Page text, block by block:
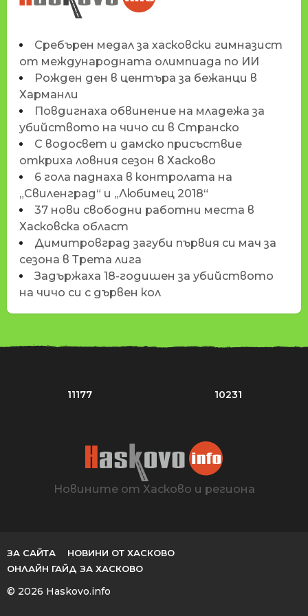
Сребърен медал за хасковски гимназист
от международната олимпиада по ИИ
Рожден ден в центъра за бежанци в
Харманли
Повдигнаха обвинение на младежа за
убийството на чичо си в Странско
С водосвет и дамско присъствие
откриха ловния сезон в Хасково
6 гола паднаха в контролата на
„Свиленград“ и „Любимец 2018“
37 нови свободни работни места в
Хасковска област
Димитровград загуби първия си мач за
сезона в Трета лига
Задържаха 18-годишен за убийството
на чичо си с дървен кол
11177 10231
Новините от Хасково и региона
ЗА САЙТА
НОВИНИ ОТ ХАСКОВО
ОНЛАЙН ГАЙД ЗА ХАСКОВО
© 2026 Haskovo.info